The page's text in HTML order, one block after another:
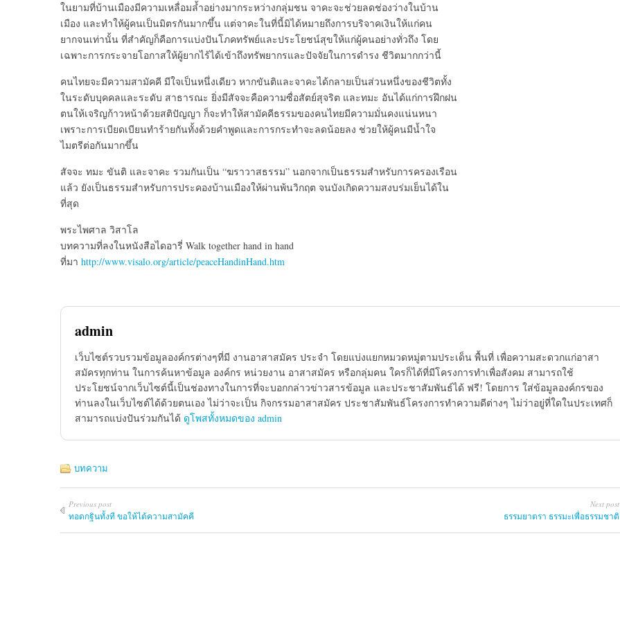
ในยามที่บ้านเมืองมีความเหลื่อมล้ำอย่างมากระหว่างกลุ่มชน จาคะจะช่วยลดช่องว่างในบ้าน
เมือง และทำให้ผู้คนเป็นมิตรกันมากขึ้น แต่จาคะในที่นี้มิได้หมายถึงการบริจาคเงินให้แก่คน
ยากจนเท่านั้น ที่สำคัญก็คือการแบ่งปันโภคทรัพย์และประโยชน์สุขให้แก่ผู้คนอย่างทั่วถึง โดย
เฉพาะการกระจายโอกาสให้ผู้ยากไร้ได้เข้าถึงทรัพยากรและปัจจัยในการดำรง ชีวิตมากกว่านี้
คนไทยจะมีความสามัคคี มีใจเป็นหนึ่งเดียว หากขันติและจาคะได้กลายเป็นส่วนหนึ่งของชีวิตทั้ง
ในระดับบุคคลและระดับ สาธารณะ ยิ่งมีสัจจะคือความซื่อสัตย์สุจริต และทมะ อันได้แก่การฝึกฝน
ตนให้เจริญก้าวหน้าด้วยสติปัญญา ก็จะทำให้สามัคคีธรรมของคนไทยมีความมั่นคงแน่นหนา
เพราะการเบียดเบียนทำร้ายกันทั้งด้วยคำพูดและการกระทำจะลดน้อยลง ช่วยให้ผู้คนมีน้ำใจ
ไมตรีต่อกันมากขึ้น
สัจจะ ทมะ ขันติ และจาคะ รวมกันเป็น “ฆราวาสธรรม” นอกจากเป็นธรรมสำหรับการครองเรือน
แล้ว ยังเป็นธรรมสำหรับการประคองบ้านเมืองให้ผ่านพ้นวิกฤต จนบังเกิดความสงบร่มเย็นได้ใน
ที่สุด
พระไพศาล วิสาโล
บทความที่ลงในหนังสือไดอารี่ Walk together hand in hand
ที่มา http://www.visalo.org/article/peaceHandinHand.htm
admin
เว็บไซต์รวบรวมข้อมูลองค์กรต่างๆที่มี งานอาสาสมัคร ประจำ โดยแบ่งแยกหมวดหมู่ตามประเด็น พื้นที่ เพื่อความสะดวกแก่อาสา
สมัครทุกท่าน ในการค้นหาข้อมูล องค์กร หน่วยงาน อาสาสมัคร หรือกลุ่มคน ใครก็ได้ที่มีโครงการทำเพื่อสังคม สามารถใช้
ประโยชน์จากเว็บไซต์นี้เป็นช่องทางในการที่จะบอกกล่าวข่าวสารข้อมูล และประชาสัมพันธ์ได้ ฟรี! โดยการ ใส่ข้อมูลองค์กรของ
ท่านลงในเว็บไซต์ได้ด้วยตนเอง ไม่ว่าจะเป็น กิจกรรมอาสาสมัคร ประชาสัมพันธ์โครงการทำความดีต่างๆ ไม่ว่าอยู่ที่ใดในประเทศก็
สามารถแบ่งปันร่วมกันได้ ดูโพสทั้งหมดของ admin
บทความ
Previous post
ทอดกฐินทั้งที ขอให้ได้ความสามัคคี
Next post
ธรรมยาตรา ธรรมะเพื่อธรรมชาติ